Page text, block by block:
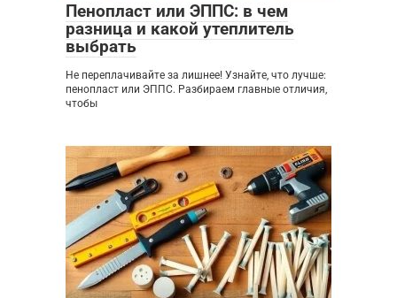
Пенопласт или ЭППС: в чем
разница и какой утеплитель
выбрать
Не переплачивайте за лишнее! Узнайте, что лучше:
пенопласт или ЭППС. Разбираем главные отличия,
чтобы